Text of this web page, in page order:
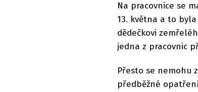
Na pracovnice se
13. května a to
dědečkovi
jedna z pracovnic
Přesto se nemohu
předběžné